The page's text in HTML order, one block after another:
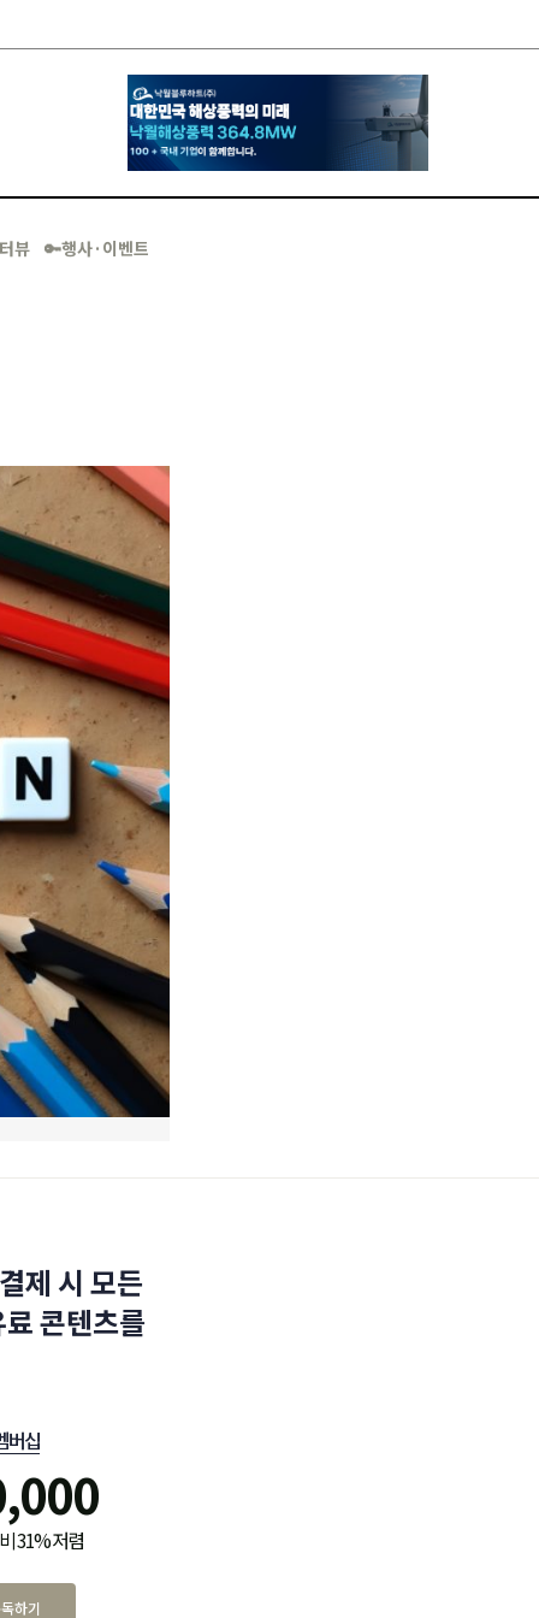
뷰 🔑행사·이벤트
제 시 모든
콘텐츠를
버십
31% 저렴
하기